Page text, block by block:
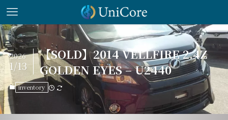
【SOLD】2014 VELLFIRE 2.4Z
GOLDEN EYES – U2440
2026
1/13
inventory